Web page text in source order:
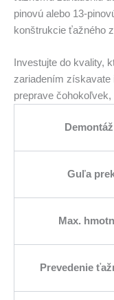
pinovú alebo 13-
konštrukcie ťažného
Investujte do kvality,
zariadením získavate
preprave čohokoľvek,
Guľa
Max.
Prevedenie